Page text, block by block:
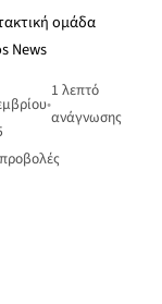
ομάδα
News
•
1 λεπτό
ανάγνωσης